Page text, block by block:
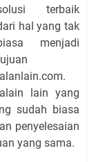
terbaik
hal yang tak
menjadi
lain yang
sudah biasa
penyelesaian
yang sama.